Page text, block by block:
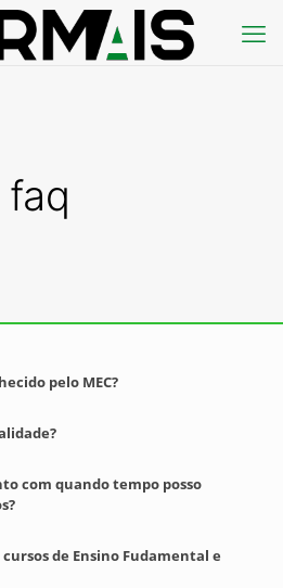
faq
pelo MEC?
com quando tempo posso
de Ensino Fudamental e